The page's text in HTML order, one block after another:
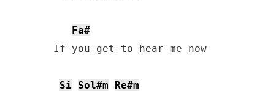
Fa#
If you get to hear me now
Si Sol#m Re#m